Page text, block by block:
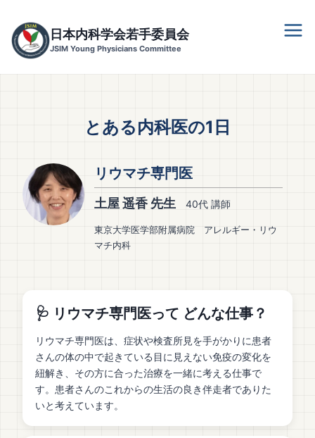
日本内科学会若手委員会
JSIM Young Physicians Committee
とある内科医の1日
リウマチ専門医
土屋 遥香 先生 40代 講師
東京大学医学部附属病院 アレルギー・リウ
マチ内科
🩺 リウマチ専門医って どんな仕事？
リウマチ専門医は、症状や検査所見を手がかりに患者
さんの体の中で起きている目に見えない免疫の変化を
紐解き、その方に合った治療を一緒に考える仕事で
す。患者さんのこれからの生活の良き伴走者でありた
いと考えています。